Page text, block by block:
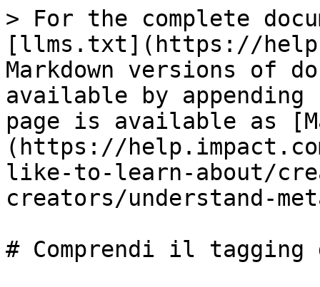
> For the complete
[llms.txt](https://
Markdown versions of
available by
page is available as
(https://
like-to-learn-about/
creators/understand-
# Comprendi il